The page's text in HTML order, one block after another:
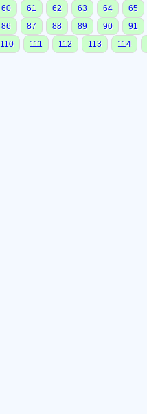
60 61 62 63 64
65
86 87 88 89 90
91
110 111 112 113 114